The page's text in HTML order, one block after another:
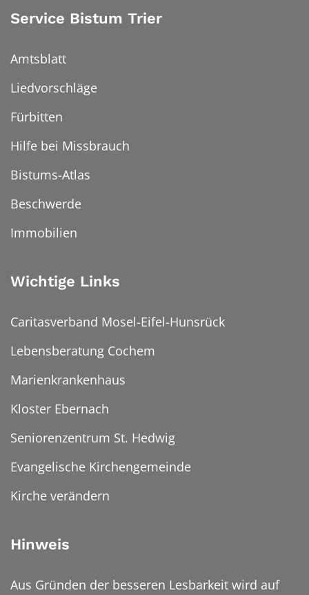
Service Bistum Trier
Amtsblatt
Liedvorschläge
Fürbitten
Hilfe bei Missbrauch
Bistums-Atlas
Beschwerde
Immobilien
Wichtige Links
Caritasverband Mosel-Eifel-Hunsrück
Lebensberatung Cochem
Marienkrankenhaus
Kloster Ebernach
Seniorenzentrum St. Hedwig
Evangelische Kirchengemeinde
Kirche verändern
Hinweis
Aus Gründen der besseren Lesbarkeit wird auf